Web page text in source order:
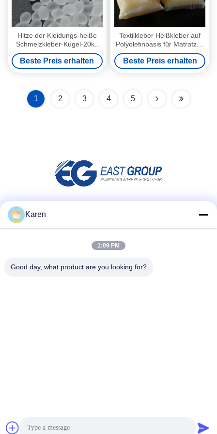
Hitze der Kleidungs-heiße
Schmelzkleber-Kugel-20kg
und Bondgewebe-Kleber
Beste Preis erhalten
Textilkleber Heißkleber auf
Polyolefinbasis für Matratzen
und Gepäck
Beste Preis erhalten
1 2 3 4 5
Copyright © 2022-2026 Wuxi East Group Trading Co.,Ltd . Alle
Karen
1:09 PM
Good day, what product are you looking for?